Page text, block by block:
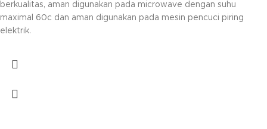
berkualitas, aman digunakan pada microwave dengan suhu
maximal 60c dan aman digunakan pada mesin pencuci piring
elektrik.